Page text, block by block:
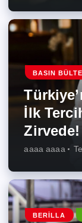
BASIN
İlk
Zirvede!
aaaa aaaa
BERILLA